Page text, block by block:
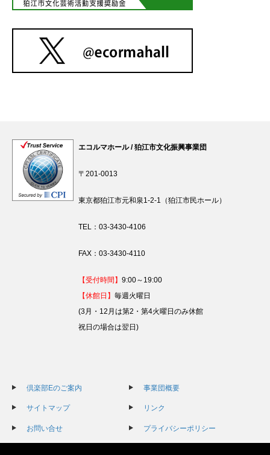
エコルマホール / 狛江市文化振興事業団
〒201-0013
東京都狛江市元和泉1-2-1（狛江市民ホール）
TEL：03-3430-4106
FAX：03-3430-4110
【受付時間】9:00～19:00
【休館日】毎週火曜日
(3月・12月は第2・第4火曜日のみ休館
祝日の場合は翌日)
倶楽部Eのご案内 事業団概要
サイトマップ リンク
お問い合せ プライバシーポリシー